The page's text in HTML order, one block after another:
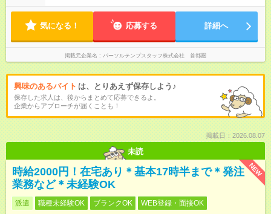
気になる！ 応募する 詳細へ
掲載元企業名 パーソルテンプスタッフ株式会社 首都圏
興味のあるバイト は、とりあえず保存しよう♪
保存した求人は、後からまとめて応募できるよ。
企業からアプローチが届くことも！
掲載日：2026.08.07
未読
NEW
時給2000円！在宅あり＊基本17時半まで＊発注
業務など＊未経験OK
派遣 職種未経験OK ブランクOK WEB登録・面接OK